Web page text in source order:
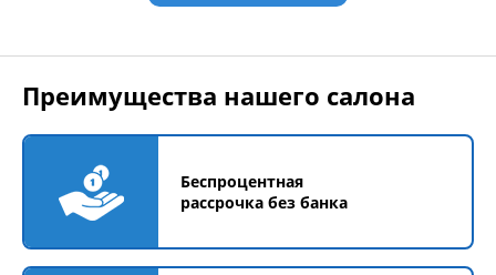
Преимущества нашего салона
Беспроцентная
рассрочка без банка